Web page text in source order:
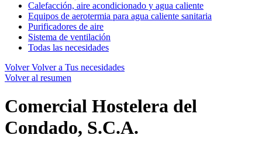
Calefacción, aire acondicionado y agua caliente
Equipos de aerotermia para agua caliente sanitaria
Purificadores de aire
Sistema de ventilación
Todas las necesidades
Volver Volver a Tus necesidades
Volver al resumen
Comercial Hostelera del
Condado, S.C.A.